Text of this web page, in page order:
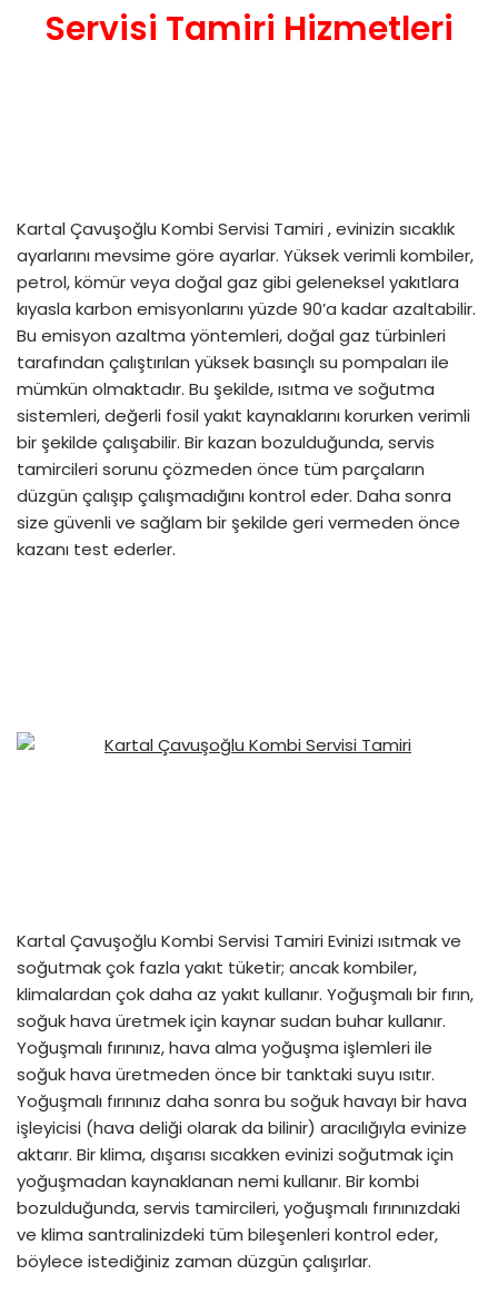
Servisi Tamiri Hizmetleri
Kartal Çavuşoğlu Kombi Servisi Tamiri , evinizin sıcaklık
ayarlarını mevsime göre ayarlar. Yüksek verimli kombiler,
petrol, kömür veya doğal gaz gibi geleneksel yakıtlara
kıyasla karbon emisyonlarını yüzde 90’a kadar azaltabilir.
Bu emisyon azaltma yöntemleri, doğal gaz türbinleri
tarafından çalıştırılan yüksek basınçlı su pompaları ile
mümkün olmaktadır. Bu şekilde, ısıtma ve soğutma
sistemleri, değerli fosil yakıt kaynaklarını korurken verimli
bir şekilde çalışabilir. Bir kazan bozulduğunda, servis
tamircileri sorunu çözmeden önce tüm parçaların
düzgün çalışıp çalışmadığını kontrol eder. Daha sonra
size güvenli ve sağlam bir şekilde geri vermeden önce
kazanı test ederler.
Kartal Çavuşoğlu Kombi Servisi Tamiri Evinizi ısıtmak ve
soğutmak çok fazla yakıt tüketir; ancak kombiler,
klimalardan çok daha az yakıt kullanır. Yoğuşmalı bir fırın,
soğuk hava üretmek için kaynar sudan buhar kullanır.
Yoğuşmalı fırınınız, hava alma yoğuşma işlemleri ile
soğuk hava üretmeden önce bir tanktaki suyu ısıtır.
Yoğuşmalı fırınınız daha sonra bu soğuk havayı bir hava
işleyicisi (hava deliği olarak da bilinir) aracılığıyla evinize
aktarır. Bir klima, dışarısı sıcakken evinizi soğutmak için
yoğuşmadan kaynaklanan nemi kullanır. Bir kombi
bozulduğunda, servis tamircileri, yoğuşmalı fırınınızdaki
ve klima santralinizdeki tüm bileşenleri kontrol eder,
böylece istediğiniz zaman düzgün çalışırlar.